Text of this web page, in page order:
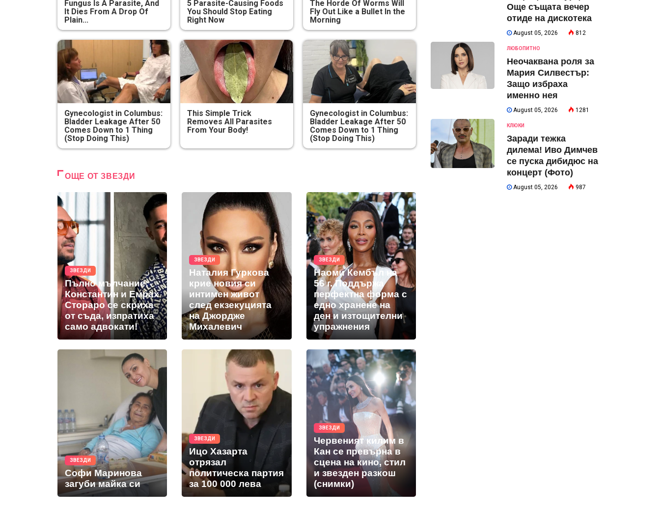
Fungus Is A Parasite, And
It Dies From A Drop Of
Plain...
5 Parasite-Causing Foods
You Should Stop Eating
Right Now
The Horde Of Worms Will
Fly Out Like a Bullet In the
Morning
Gynecologist in Columbus:
Bladder Leakage After 50
Comes Down to 1 Thing
(Stop Doing This)
This Simple Trick
Removes All Parasites
From Your Body!
Gynecologist in Columbus:
Bladder Leakage After 50
Comes Down to 1 Thing
(Stop Doing This)
ОЩЕ ОТ ЗВЕЗДИ
ЗВЕЗДИ
Пълно мълчание:
Константин и Емрах
Стораро се скриха
от съда, изпратиха
само адвокати!
ЗВЕЗДИ
Наталия Гуркова
крие новия си
интимен живот
след екзекуцията
на Джордже
Михалевич
ЗВЕЗДИ
Наоми Кембъл на
56 г. Поддържа
перфектна форма с
едно хранене на
ден и изтощителни
упражнения
ЗВЕЗДИ
Софи Маринова
загуби майка си
ЗВЕЗДИ
Ицо Хазарта
отрязал
политическа партия
за 100 000 лева
ЗВЕЗДИ
Червеният килим в
Кан се превърна в
сцена на кино, стил
и звезден разкош
(снимки)
Още същата вечер
отиде на дискотека
August 05, 2026 812
ЛЮБОПИТНО
Неочаквана роля за
Мария Силвестър:
Защо избраха
именно нея
August 05, 2026 1281
КЛЮКИ
Заради тежка
дилема! Иво Димчев
се пуска дибидюс на
концерт (Фото)
August 05, 2026 987